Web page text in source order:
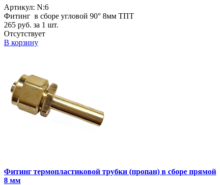
Артикул: N:6
Фитинг в сборе угловой 90° 8мм ТПТ
265 руб. за 1 шт.
Отсутствует
В корзину
Фитинг термопластиковой трубки (пропан) в сборе прямой
8 мм